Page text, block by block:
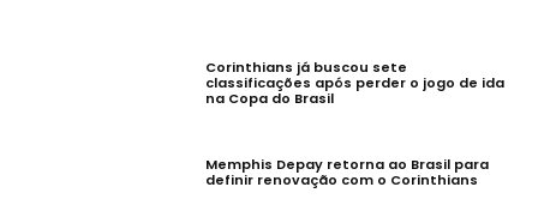
Corinthians já buscou sete
classificações após perder o jogo de ida
na Copa do Brasil
Memphis Depay retorna ao Brasil para
definir renovação com o Corinthians